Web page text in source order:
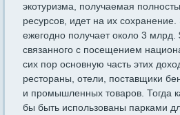
экотуризма, получаемая
ресурсов, идет на их
ежегодно получает около 3 млрд.
связанного с посещением
сих пор основную часть этих
рестораны, отели, поставщики
и промышленных товаров. Тогда
бы быть использованы парками